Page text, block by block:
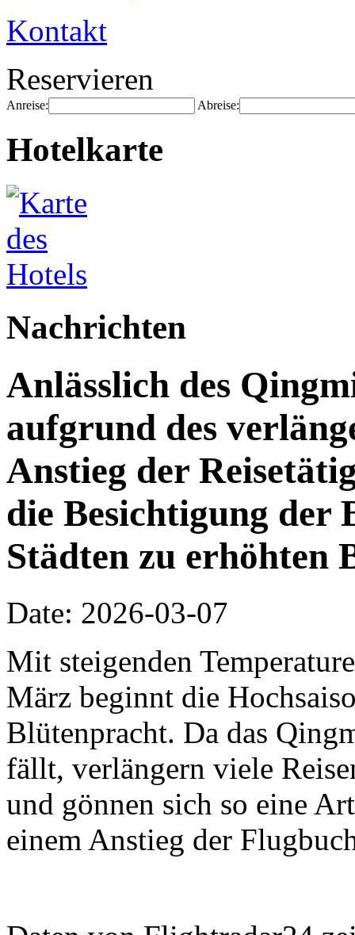
Kontakt
Reservieren
Anreise: Abreise:
Hotelkarte
Nachrichten
Anlässlich des
aufgrund des
Anstieg der
die Besichtigung der
Städten zu erhöhten
Date: 2026-03-07
Mit steigenden
März beginnt die
Blütenpracht. Da das
fällt, verlängern viele
und gönnen sich so eine
einem Anstieg der